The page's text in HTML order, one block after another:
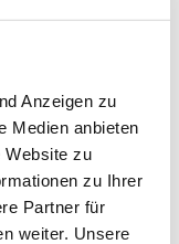
Anzeigen zu
Medien anbieten
Website zu
zu Ihrer
Partner für
weiter. Unsere